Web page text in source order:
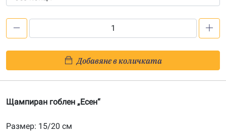
–
щампа
Добавяне в количката
Щампиран гоблен „Есен“
Размер: 15/20 см